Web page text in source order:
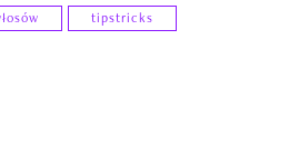
tipstricks